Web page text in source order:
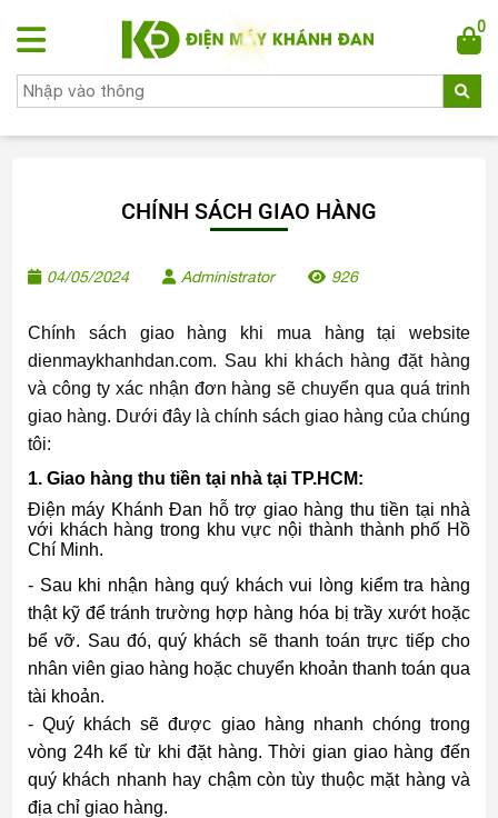
0
CHÍNH SÁCH GIAO HÀNG
04/05/2024 Administrator 926
Chính sách giao hàng khi mua hàng tại website
dienmaykhanhdan.com. Sau khi khách hàng đặt hàng
và công ty xác nhận đơn hàng sẽ chuyển qua quá trinh
giao hàng. Dưới đây là chính sách giao hàng của chúng
tôi:
1. Giao hàng thu tiền tại nhà tại TP.HCM:
Điện máy Khánh Đan hỗ trợ giao hàng thu tiền tại nhà
với khách hàng trong khu vực nội thành thành phố Hồ
Chí Minh.
- Sau khi nhận hàng quý khách vui lòng kiểm tra hàng
thật kỹ để tránh trường hợp hàng hóa bị trầy xướt hoặc
bể vỡ. Sau đó, quý khách sẽ thanh toán trực tiếp cho
nhân viên giao hàng hoặc chuyển khoản thanh toán qua
tài khoản.
- Quý khách sẽ được giao hàng nhanh chóng trong
vòng 24h kể từ khi đặt hàng. Thời gian giao hàng đến
quý khách nhanh hay chậm còn tùy thuộc mặt hàng và
địa chỉ giao hàng.